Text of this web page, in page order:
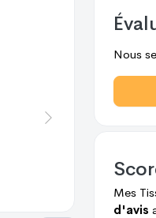
Nous
Mes
d'avis